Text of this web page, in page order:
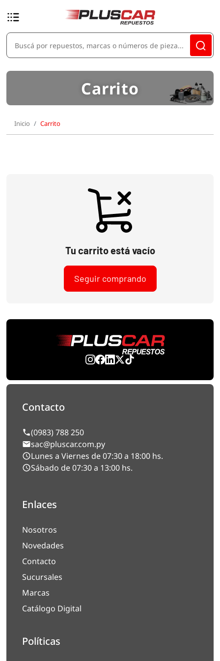
Carrito
Inicio Carrito
Tu carrito está vacío
Seguir comprando
Contacto
(0983) 788 250
sac@pluscar.com.py
Lunes a Viernes de 07:30 a 18:00 hs.
Sábado de 07:30 a 13:00 hs.
Enlaces
Nosotros
Novedades
Contacto
Sucursales
Marcas
Catálogo Digital
Políticas